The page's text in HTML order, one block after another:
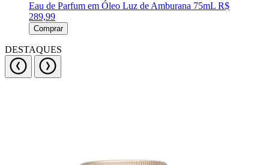
Eau de Parfum em Óleo Luz de Amburana 75mL R$
289,99
Comprar
DESTAQUES